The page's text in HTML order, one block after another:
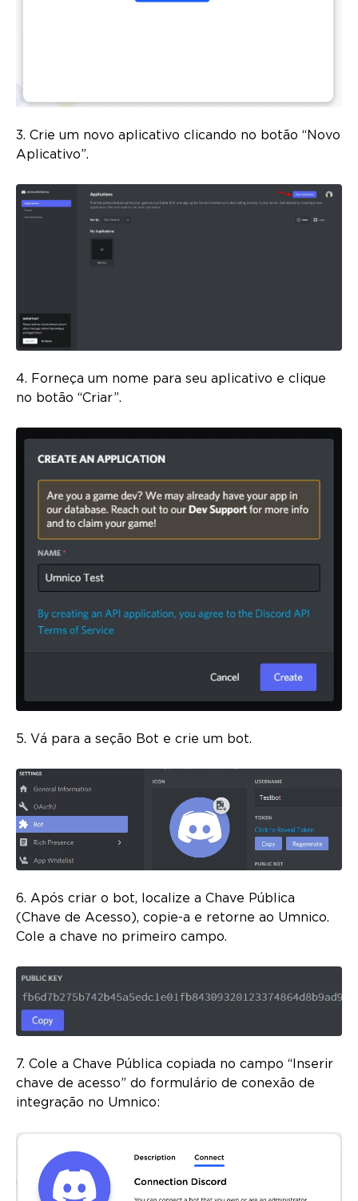
3. Crie um novo aplicativo clicando no botão “Novo
Aplicativo”.
4. Forneça um nome para seu aplicativo e clique
no botão “Criar”.
5. Vá para a seção Bot e crie um bot.
6. Após criar o bot, localize a Chave Pública
(Chave de Acesso), copie-a e retorne ao Umnico.
Cole a chave no primeiro campo.
7. Cole a Chave Pública copiada no campo “Inserir
chave de acesso” do formulário de conexão de
integração no Umnico: